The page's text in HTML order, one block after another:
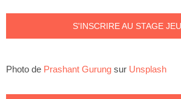
S'INSCRIRE AU STAGE
Photo de Prashant Gurung sur Unsplash